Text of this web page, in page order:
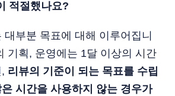
적절했나요?
대부분 목표에 대해 이루어집니
기획, 운영에는 1달 이상의 시간
리뷰의 기준이 되는 목표를 수립
시간을 사용하지 않는 경우가